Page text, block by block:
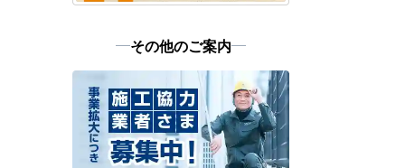
その他のご案内